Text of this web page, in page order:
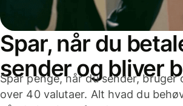
Spar, når du
sender og bliver
Spar penge, når du sender, bruger
over 40 valutaer. Alt hvad du